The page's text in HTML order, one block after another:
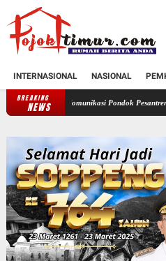
INTERNASIONAL NASIONAL
BREAKING
NEWS
Komunikasi Pondok Pesantren Soppeng Temui